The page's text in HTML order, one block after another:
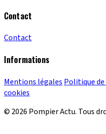
Contact
Contact
Informations
Mentions légales Politique
cookies
© 2026 Pompier Actu. Tous